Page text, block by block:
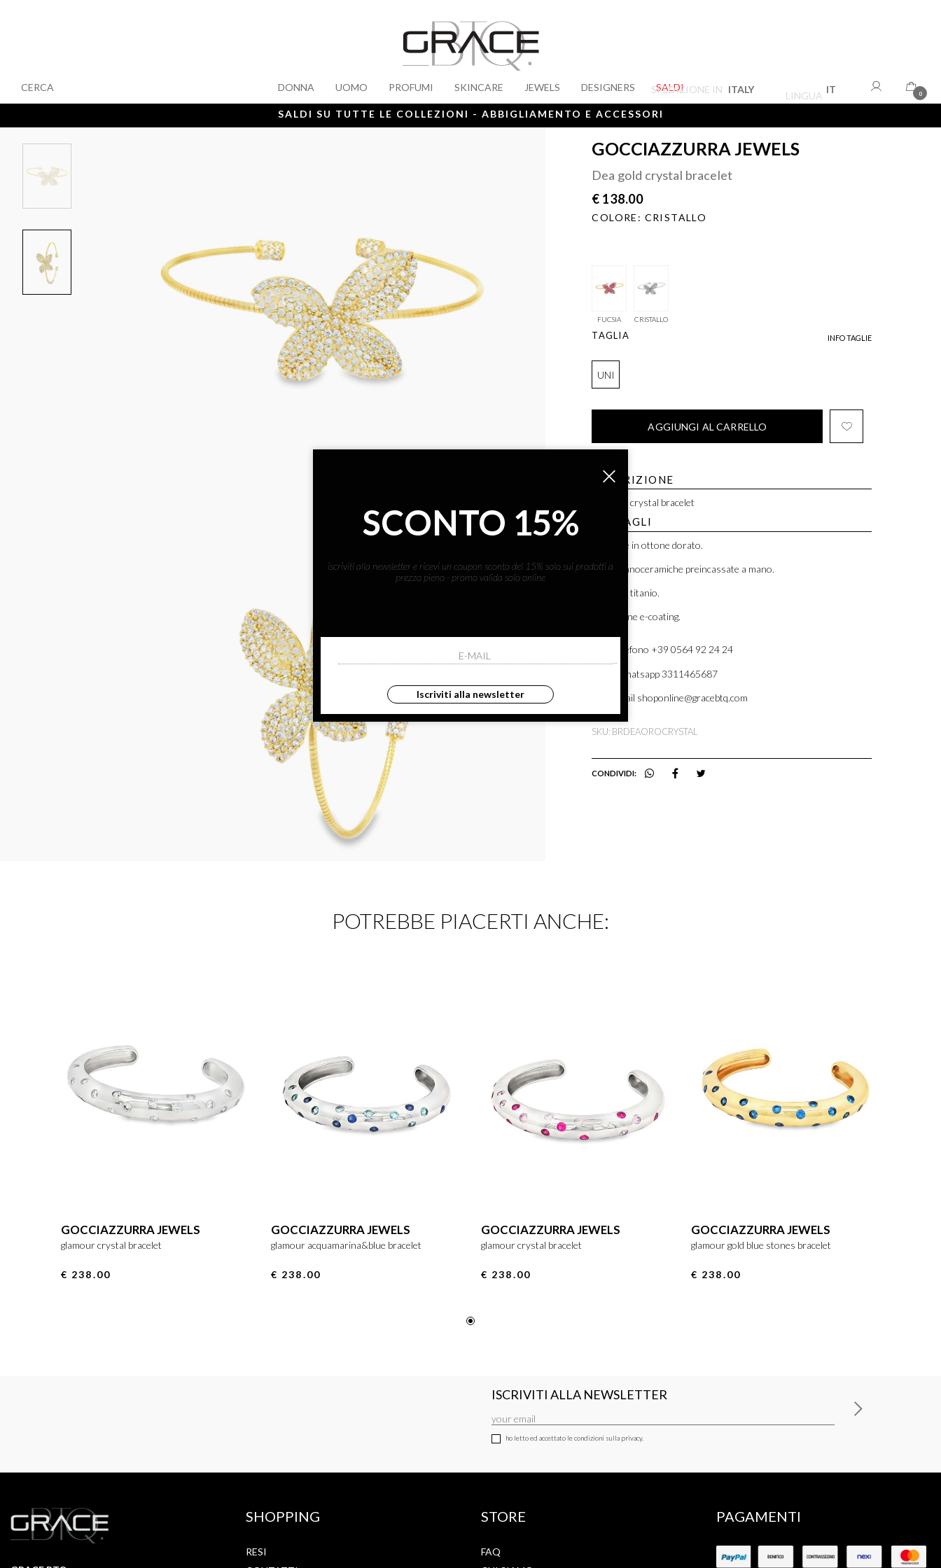
SPEDIZIONE IN ITALY
LINGUA
IT 0
DONNA UOMO PROFUMI SKINCARE JEWELS DESIGNERS SALDI
CERCA
SALDI SU TUTTE LE COLLEZIONI - ABBIGLIAMENTO E ACCESSORI
GOCCIAZZURRA JEWELS
Dea gold crystal bracelet
€ 138.00
COLORE: CRISTALLO
FUCSIA CRISTALLO
TAGLIA INFO TAGLIE
UNI
AGGIUNGI AL CARRELLO
DESCRIZIONE
Dea gold crystal bracelet
DETTAGLI
Bracciale in ottone dorato.
Pietre nanoceramiche preincassate a mano.
Anima in titanio.
Protezione e-coating.
Telefono +39 0564 92 24 24
Whatsapp 3311465687
Email shoponline@gracebtq.com
SKU: BRDEAOROCRYSTAL
CONDIVIDI:
POTREBBE PIACERTI ANCHE:
GOCCIAZZURRA JEWELS
glamour crystal bracelet
€ 238.00
GOCCIAZZURRA JEWELS
glamour acquamarina&blue bracelet
€ 238.00
GOCCIAZZURRA JEWELS
glamour crystal bracelet
€ 238.00
GOCCIAZZURRA JEWELS
glamour gold blue stones bracelet
€ 238.00
ISCRIVITI ALLA NEWSLETTER
ho letto ed accettato le condizioni sulla privacy.
SHOPPING
RESI
STORE
FAQ
PAGAMENTI
SCONTO 15%
iscriviti alla newsletter e ricevi un coupon sconto del 15% solo sui prodotti a
prezzo pieno - promo valida solo online
Iscriviti alla newsletter